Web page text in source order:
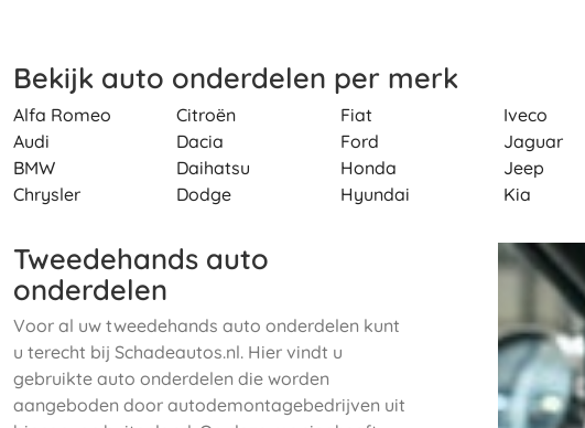
Bekijk auto onderdelen per merk
Alfa Romeo
Audi
BMW
Chrysler
Citroën
Dacia
Daihatsu
Dodge
Fiat
Ford
Honda
Hyundai
Iveco
Jaguar
Jeep
Kia
Tweedehands auto
onderdelen
Voor al uw tweedehands auto onderdelen kunt
u terecht bij Schadeautos.nl. Hier vindt u
gebruikte auto onderdelen die worden
aangeboden door autodemontagebedrijven uit